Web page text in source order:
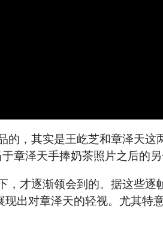
，其实是王屹芝和章泽天这
章泽天手捧奶茶照片之后的另
才逐渐领会到的。据这些逐
出对章泽天的轻视。尤其特